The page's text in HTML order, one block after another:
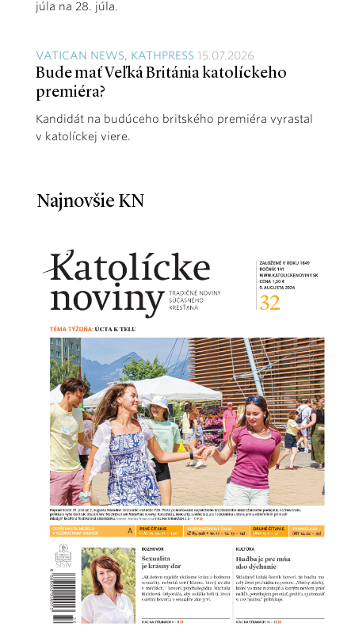
júla na 28. júla.
VATICAN NEWS, KATHPRESS 15.07.2026
Bude mať Veľká Británia katolíckeho
premiéra?
Kandidát na budúceho britského premiéra vyrastal
v katolíckej viere.
Najnovšie KN